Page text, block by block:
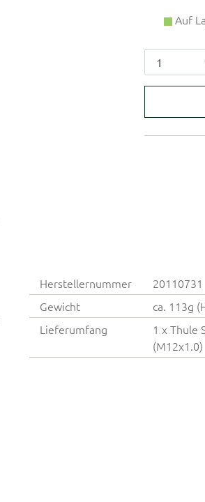
Auf
Herstellernummer
20110731
Gewicht
ca. 113g
Lieferumfang
1 x Thule
(M12x1.0)